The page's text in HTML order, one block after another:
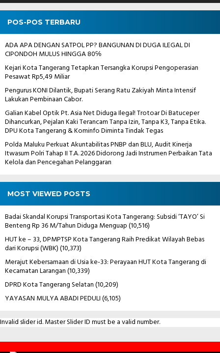
POS-POS TERBARU
ADA APA DENGAN SATPOL PP? BANGUNAN DI DUGA ILEGAL DI
CIPONDOH MULUS HINGGA 80℅
Kejari Kota Tangerang Tetapkan Tersangka Korupsi Pengoperasian
Pesawat Rp5,49 Miliar
Pengurus KONI Dilantik, Bupati Serang Ratu Zakiyah Minta Intensif
Lakukan Pembinaan Cabor.
Galian Kabel Optik Pt. Asia Net Diduga Ilegal! Trotoar Di Batuceper
Dihancurkan, Pejalan Kaki Terancam Tanpa Izin, Tanpa K3, Tanpa Etika.
DPU Kota Tangerang & Kominfo Diminta Tindak Tegas
Polda Maluku Perkuat Akuntabilitas PNBP dan BLU, Audit Kinerja
Itwasum Polri Tahap II T.A. 2026 Didorong Jadi Instrumen Perbaikan Tata
Kelola dan Pencegahan Pelanggaran
MOST VIEWED POSTS
Badai Skandal Korupsi Transportasi Kota Tangerang: Subsidi ‘TAYO’ Si
Benteng Rp 36 M/Tahun Diduga Menguap(10,516)
HUT ke – 33, DPMPTSP Kota Tangerang Raih Predikat Wilayah Bebas
dari Korupsi (WBK)(10,373)
Merajut Kebersamaan di Usia ke-33: Perayaan HUT Kota Tangerang di
Kecamatan Larangan(10,339)
DPRD Kota Tangerang Selatan(10,209)
YAYASAN MULYA ABADI PEDULI(6,105)
Invalid slider id. Master Slider ID must be a valid number.
Contact